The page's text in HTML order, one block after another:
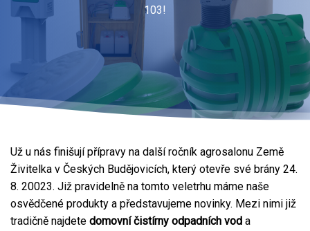
103!
Už u nás finišují přípravy na další ročník agrosalonu Země
Živitelka v Českých Budějovicích, který otevře své brány 24.
8. 20023. Již pravidelně na tomto veletrhu máme naše
osvědčené produkty a představujeme novinky. Mezi nimi již
tradičně najdete domovní čistírny odpadních vod a